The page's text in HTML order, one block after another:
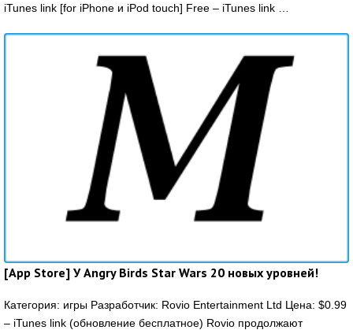
iTunes link [for iPhone и iPod touch] Free – iTunes link …
[App Store] У Angry Birds Star Wars 20 новых уровней!
Категория: игры Разработчик: Rovio Entertainment Ltd Цена: $0.99
– iTunes link (обновление бесплатное) Rovio продолжают